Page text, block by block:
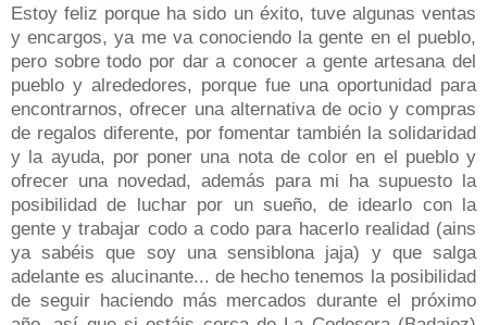
Estoy feliz porque ha sido un éxito, tuve algunas ventas
y encargos, ya me va conociendo la gente en el pueblo,
pero sobre todo por dar a conocer a gente artesana del
pueblo y alrededores, porque fue una oportunidad para
encontrarnos, ofrecer una alternativa de ocio y compras
de regalos diferente, por fomentar también la solidaridad
y la ayuda, por poner una nota de color en el pueblo y
ofrecer una novedad, además para mi ha supuesto la
posibilidad de luchar por un sueño, de idearlo con la
gente y trabajar codo a codo para hacerlo realidad (ains
ya sabéis que soy una sensiblona jaja) y que salga
adelante es alucinante... de hecho tenemos la posibilidad
de seguir haciendo más mercados durante el próximo